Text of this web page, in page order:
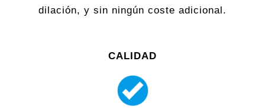
dilación, y sin ningún coste adicional.
CALIDAD